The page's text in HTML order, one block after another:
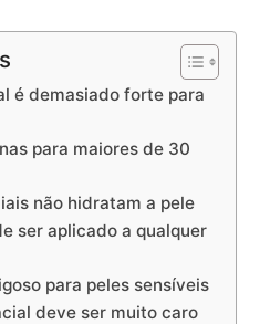
é demasiado forte para
para maiores de 30
não hidratam a pele
ser aplicado a qualquer
para peles sensíveis
deve ser muito caro